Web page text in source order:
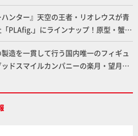
国内独占配信
ハンター』天空の王者・リオレウスが青
PLAfig.」にラインナップ！原型・蟹蟲
例で超ハイディテールかつ躍動感に満
ック
造を一貫して行う国内唯一のフィギュ
ドスマイルカンパニーの楽月・望月工
の続報も！